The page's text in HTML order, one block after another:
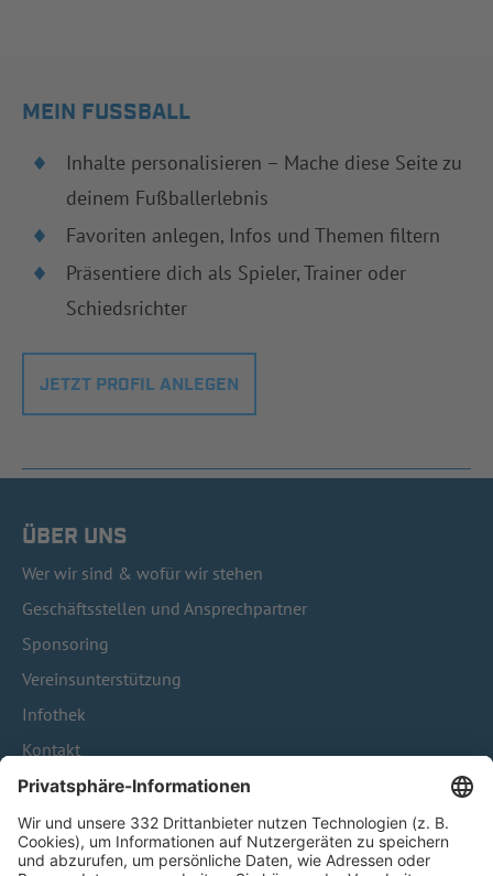
MEIN FUSSBALL
Inhalte personalisieren – Mache diese Seite zu
deinem Fußballerlebnis
Favoriten anlegen, Infos und Themen filtern
Präsentiere dich als Spieler, Trainer oder
Schiedsrichter
JETZT PROFIL ANLEGEN
ÜBER UNS
Wer wir sind & wofür wir stehen
Geschäftsstellen und Ansprechpartner
Sponsoring
Vereinsunterstützung
Infothek
Kontakt
HÄUFIG BESUCHTE SEITEN
Pässe und Vereinswechsel